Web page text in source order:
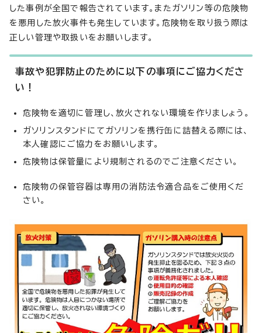
した事例が全国で報告されています。またガソリン等の危険物
を悪用した放火事件も発生しています。危険物を取り扱う際は
正しい管理や取扱いをお願いします。
事故や犯罪防止のために以下の事項にご協力くださ
い！
危険物を適切に管理し、放火されない環境を作りましょう。
ガソリンスタンドにてガソリンを携行缶に詰替える際には、
本人確認にご協力をお願いします。
危険物は保管量により規制されるのでご注意ください。
危険物の保管容器は専用の消防法令適合品をご使用くだ
さい。